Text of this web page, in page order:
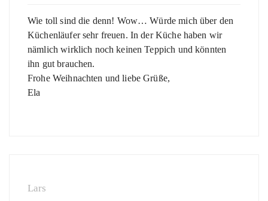
Wie toll sind die denn! Wow… Würde mich über den
Küchenläufer sehr freuen. In der Küche haben wir
nämlich wirklich noch keinen Teppich und könnten
ihn gut brauchen.
Frohe Weihnachten und liebe Grüße,
Ela
Lars